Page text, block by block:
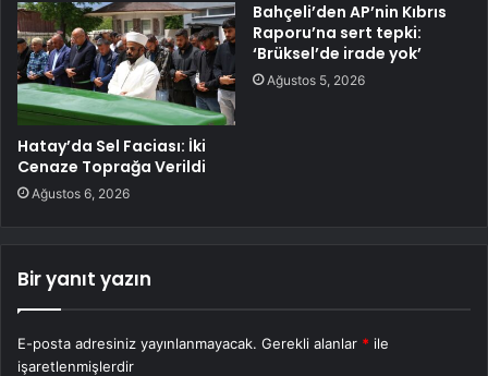
Hatay’da Sel Faciası: İki
Cenaze Toprağa Verildi
Ağustos 6, 2026
Bahçeli’den AP’nin Kıbrıs
Raporu’na sert tepki:
‘Brüksel’de irade yok’
Ağustos 5, 2026
Bir yanıt yazın
E-posta adresiniz yayınlanmayacak. Gerekli alanlar * ile
işaretlenmişlerdir